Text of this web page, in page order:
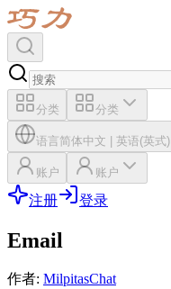
分类 分类
语言简体中文 | 英语(英式)
账户 账户
注册 登录
Email
作者: MilpitasChat